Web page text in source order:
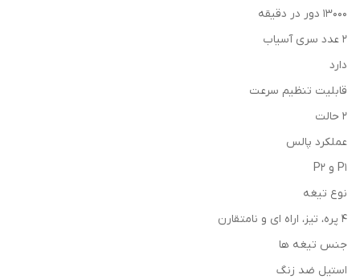
13000 دور در دقیقه
2 عدد سری آسیاب
دارد
قابلیت تنظیم سرعت
2 حالت
عملکرد پالس
P1 و P2
نوع تیغه
4 پره، تیز، اراه ای و نامتقارن
جنس تیغه ها
استیل ضد زنگ